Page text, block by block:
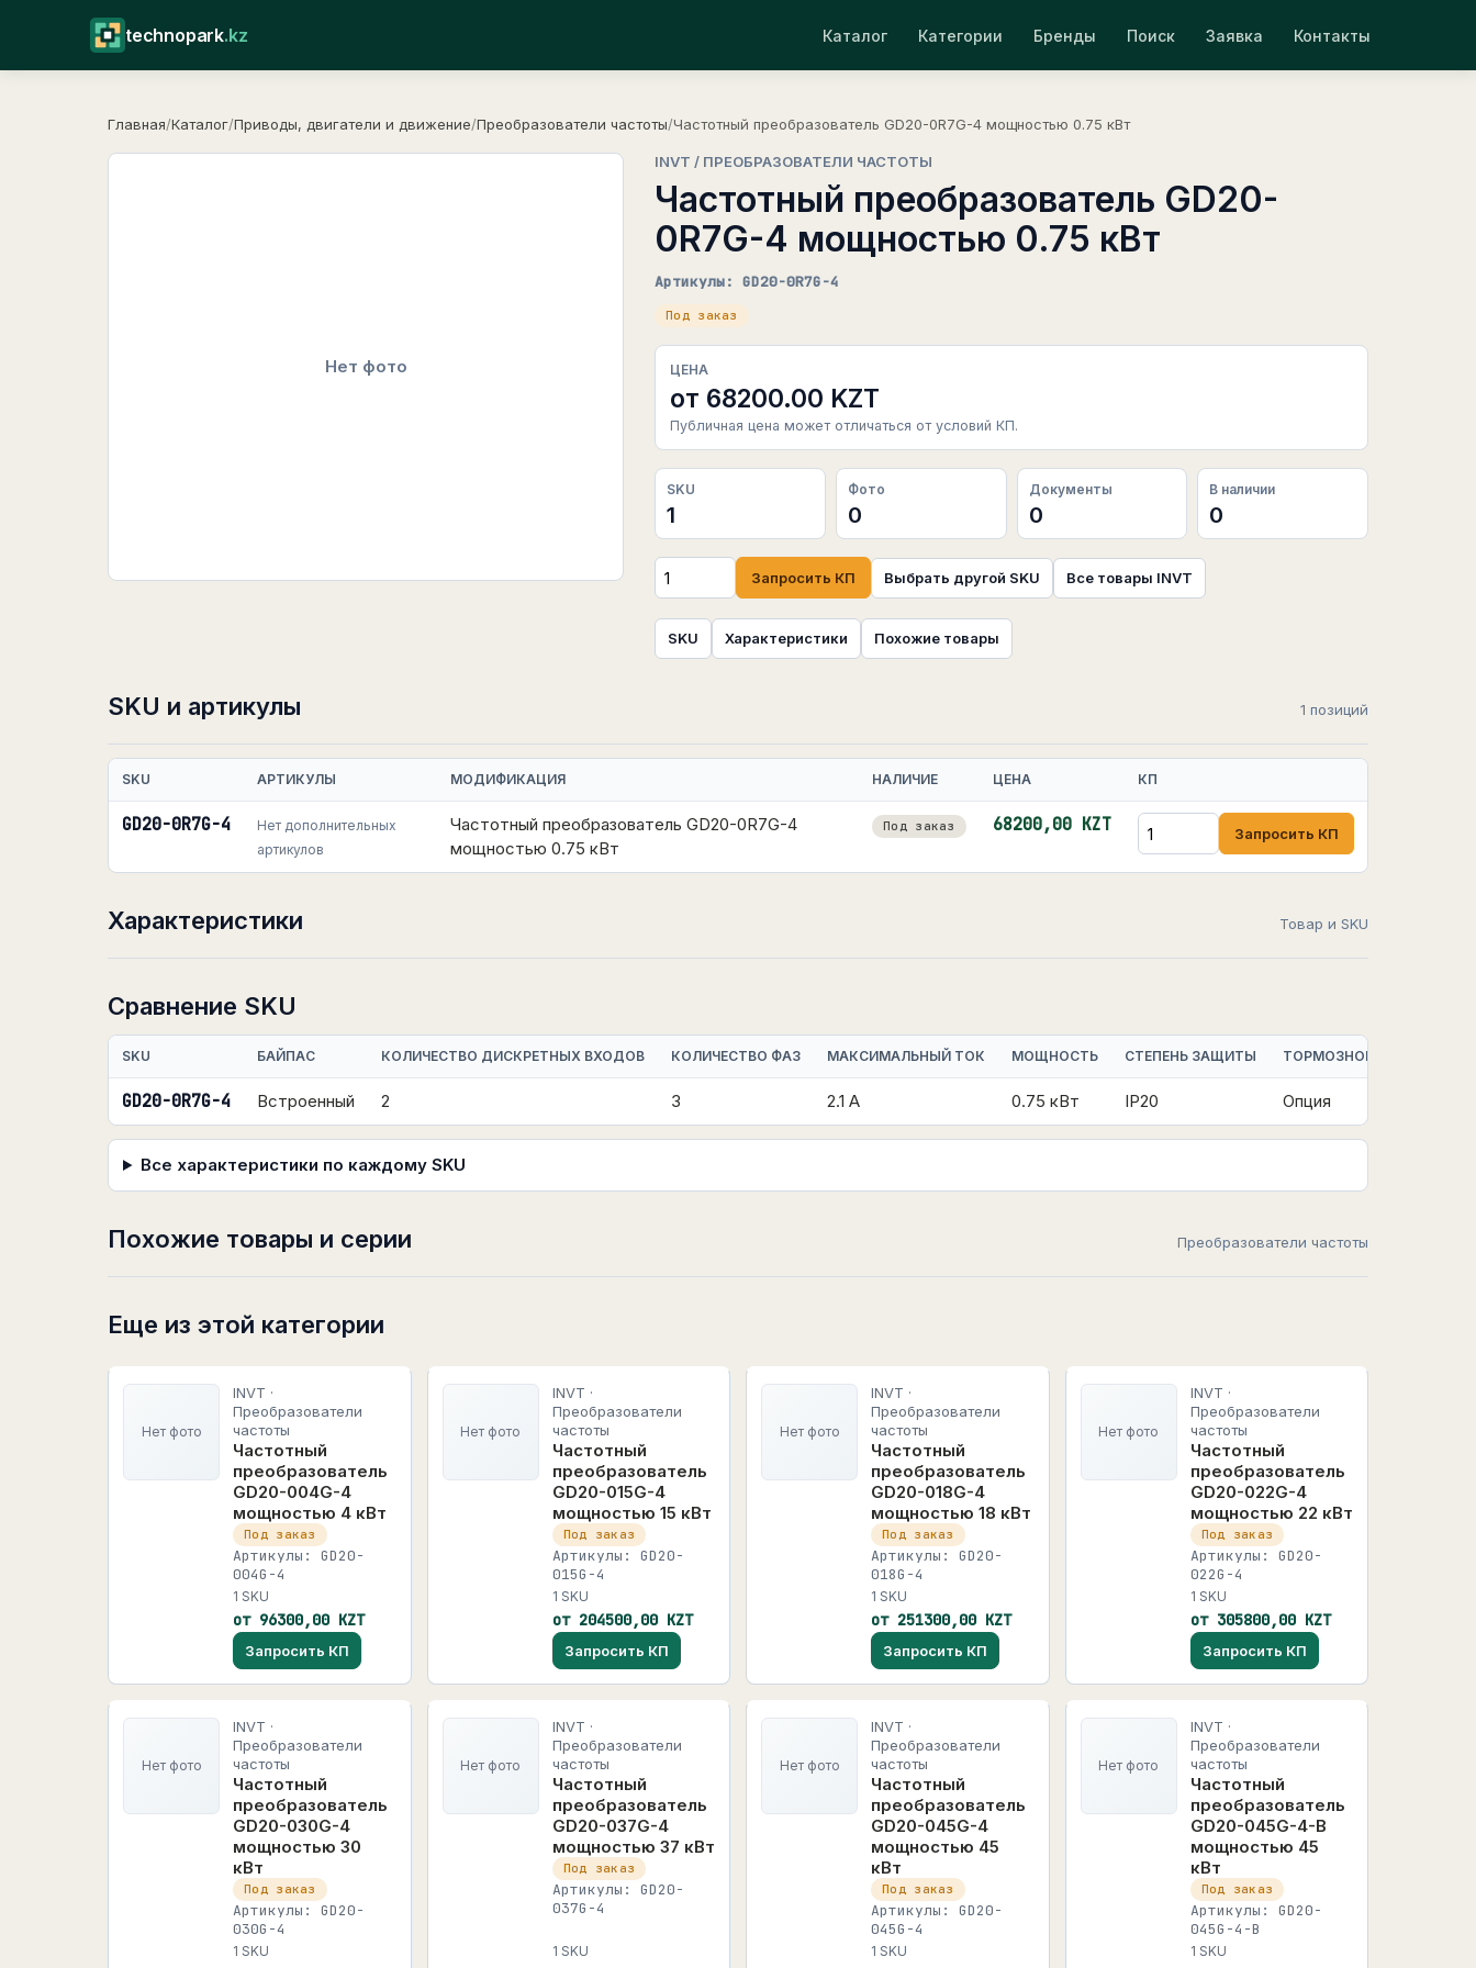
technopark.kz Каталог Категории Бренды Поиск Заявка Контакты
Главная/Каталог/Приводы, двигатели и движение/Преобразователи частоты/Частотный преобразователь GD20-0R7G-4 мощностью 0.75 кВт
Нет фото
INVT / ПРЕОБРАЗОВАТЕЛИ ЧАСТОТЫ
Частотный преобразователь GD20-
0R7G-4 мощностью 0.75 кВт
Артикулы: GD20-0R7G-4
Под заказ
ЦЕНА
от 68200.00 KZT
Публичная цена может отличаться от условий КП.
SKU
1
Фото
0
Документы
0
В наличии
0
Запросить КП Выбрать другой SKU Все товары INVT
SKU Характеристики Похожие товары
SKU и артикулы 1 позиций
SKU АРТИКУЛЫ МОДИФИКАЦИЯ НАЛИЧИЕ ЦЕНА КП
GD20-0R7G-4
Нет дополнительных
артикулов
Частотный преобразователь GD20-0R7G-4
мощностью 0.75 кВт
Под заказ 68200,00 KZT Запросить КП
Характеристики Товар и SKU
Сравнение SKU
SKU БАЙПАС КОЛИЧЕСТВО ДИСКРЕТНЫХ ВХОДОВ КОЛИЧЕСТВО ФАЗ МАКСИМАЛЬНЫЙ ТОК МОЩНОСТЬ СТЕПЕНЬ ЗАЩИТЫ ТОРМОЗНОЙ МОДУЛЬ
GD20-0R7G-4 Встроенный 2 3 2.1 А 0.75 кВт IP20 Опция
Все характеристики по каждому SKU
Похожие товары и серии Преобразователи частоты
Еще из этой категории
Нет фото
INVT ·
Преобразователи
частоты
Частотный
преобразователь
GD20-004G-4
мощностью 4 кВт
Под заказ
Артикулы: GD20-
004G-4
1 SKU
от 96300,00 KZT
Запросить КП
Нет фото
INVT ·
Преобразователи
частоты
Частотный
преобразователь
GD20-015G-4
мощностью 15 кВт
Под заказ
Артикулы: GD20-
015G-4
1 SKU
от 204500,00 KZT
Запросить КП
Нет фото
INVT ·
Преобразователи
частоты
Частотный
преобразователь
GD20-018G-4
мощностью 18 кВт
Под заказ
Артикулы: GD20-
018G-4
1 SKU
от 251300,00 KZT
Запросить КП
Нет фото
INVT ·
Преобразователи
частоты
Частотный
преобразователь
GD20-022G-4
мощностью 22 кВт
Под заказ
Артикулы: GD20-
022G-4
1 SKU
от 305800,00 KZT
Запросить КП
Нет фото
INVT ·
Преобразователи
частоты
Частотный
преобразователь
GD20-030G-4
мощностью 30
кВт
Под заказ
Артикулы: GD20-
030G-4
1 SKU
Нет фото
INVT ·
Преобразователи
частоты
Частотный
преобразователь
GD20-037G-4
мощностью 37 кВт
Под заказ
Артикулы: GD20-
037G-4
1 SKU
Нет фото
INVT ·
Преобразователи
частоты
Частотный
преобразователь
GD20-045G-4
мощностью 45
кВт
Под заказ
Артикулы: GD20-
045G-4
1 SKU
Нет фото
INVT ·
Преобразователи
частоты
Частотный
преобразователь
GD20-045G-4-B
мощностью 45
кВт
Под заказ
Артикулы: GD20-
045G-4-B
1 SKU